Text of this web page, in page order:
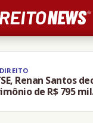
Renan Santos
de R$ 795